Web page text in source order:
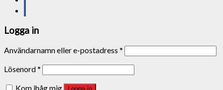
Logga in
Användarnamn eller e-postadress *
Lösenord*
Kom ihåg mig